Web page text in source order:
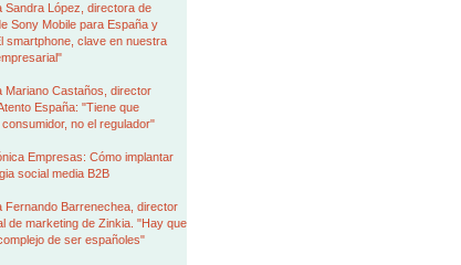
Sandra López, directora de
Sony Mobile para España y
smartphone, clave en nuestra
Mariano Castaños, director
España: "Tiene que
no el regulador"
Empresas: Cómo implantar
social media B2B
Fernando Barrenechea, director
de marketing de Zinkia. "Hay que
de ser españoles"